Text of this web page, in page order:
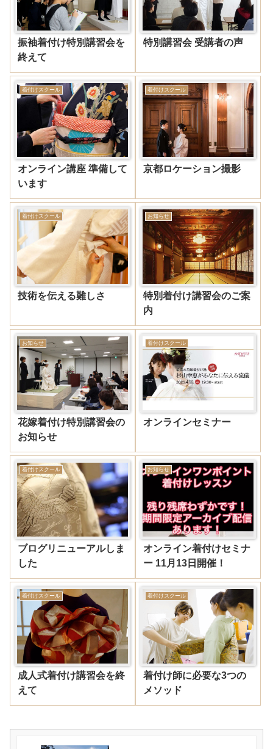
振袖着付け特別講習会を
終えて
特別講習会 受講者の声
着付けスクール
オンライン講座 準備して
います
着付けスクール
京都ロケーション撮影
着付けスクール
技術を伝える難しさ
お知らせ
特別着付け講習会のご案
内
お知らせ
花嫁着付け特別講習会の
お知らせ
着付けスクール
オンラインセミナー
着付けスクール
ブログリニューアルしま
した
お知らせ
オンライン着付けセミナ
ー 11月13日開催！
着付けスクール
成人式着付け講習会を終
えて
着付けスクール
着付け師に必要な3つの
メソッド